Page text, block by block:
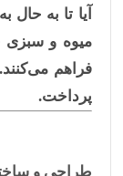
آیا تا به
میوه و سبزی
فراهم
پرداخت.
طراحی و